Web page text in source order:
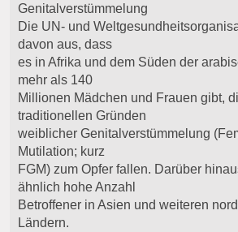
Genitalverstümmelung
Die UN- und
davon aus, dass
es in Afrika und dem Süden der
mehr als 140
Millionen Mädchen und Frauen gibt,
traditionellen Gründen
weiblicher Genitalverstümmelung
Mutilation; kurz
FGM) zum Opfer fallen. Darüber
ähnlich hohe Anzahl
Betroffener in Asien und weiteren
Ländern.